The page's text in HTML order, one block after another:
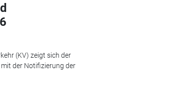
(KV) zeigt sich der
der Notifizierung der